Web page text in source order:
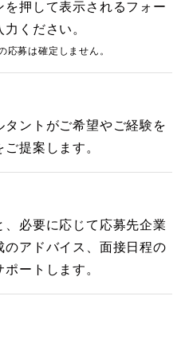
を押して表示されるフォー
ください。
募は確定しません。
タントがご希望やご経験を
提案します。
、必要に応じて応募先企業
のアドバイス、面接日程の
ートします。